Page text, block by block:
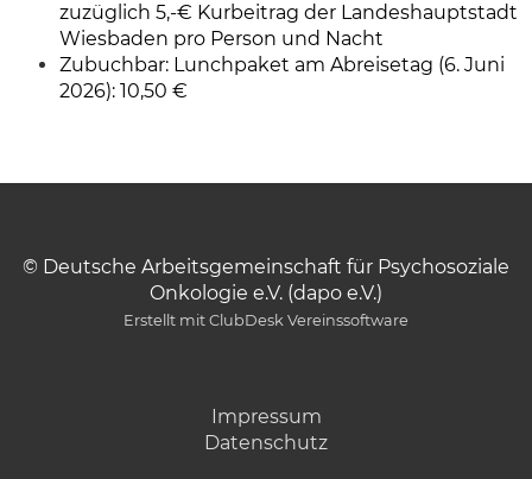
zuzüglich 5,-€ Kurbeitrag der Landeshauptstadt
Wiesbaden pro Person und Nacht
Zubuchbar: Lunchpaket am Abreisetag (6. Juni
2026): 10,50 €
© Deutsche Arbeitsgemeinschaft für Psychosoziale
Onkologie e.V. (dapo e.V.)
Erstellt mit ClubDesk Vereinssoftware
Impressum
Datenschutz